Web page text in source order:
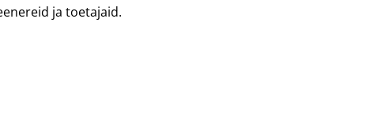
ja toetajaid.